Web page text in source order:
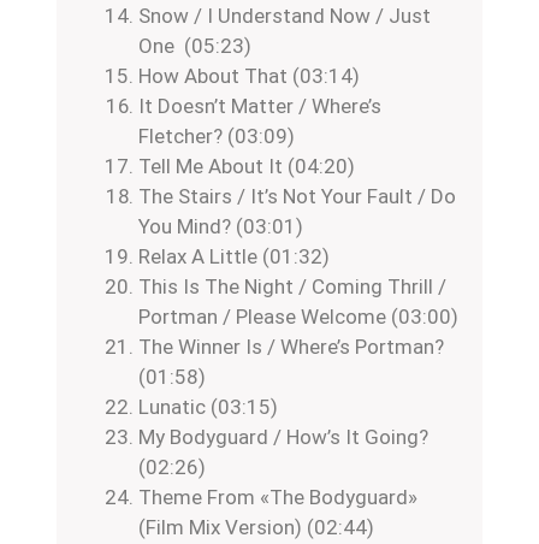
Snow / I Understand Now / Just
One (05:23)
How About That (03:14)
It Doesn’t Matter / Where’s
Fletcher? (03:09)
Tell Me About It (04:20)
The Stairs / It’s Not Your Fault / Do
You Mind? (03:01)
Relax A Little (01:32)
This Is The Night / Coming Thrill /
Portman / Please Welcome (03:00)
The Winner Is / Where’s Portman?
(01:58)
Lunatic (03:15)
My Bodyguard / How’s It Going?
(02:26)
Theme From «The Bodyguard»
(Film Mix Version) (02:44)